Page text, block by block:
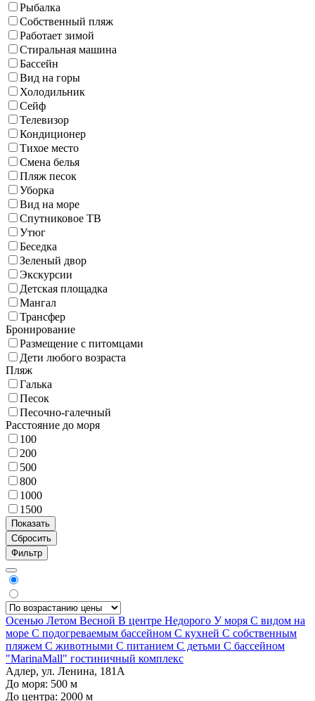
Рыбалка
Собственный пляж
Работает зимой
Стиральная машина
Бассейн
Вид на горы
Холодильник
Сейф
Телевизор
Кондиционер
Тихое место
Смена белья
Пляж песок
Уборка
Вид на море
Спутниковое ТВ
Утюг
Беседка
Зеленый двор
Экскурсии
Детская площадка
Мангал
Трансфер
Бронирование
Размещение с питомцами
Дети любого возраста
Пляж
Галька
Песок
Песочно-галечный
Расстояние до моря
100
200
500
800
1000
1500
Фильтр
Осенью Летом Весной В центре Недорого У моря С видом на
море С подогреваемым бассейном С кухней С собственным
пляжем С животными С питанием С детьми С бассейном
"MarinaMall" гостиничный комплекс
Адлер, ул. Ленина, 181А
До моря: 500 м
До центра: 2000 м